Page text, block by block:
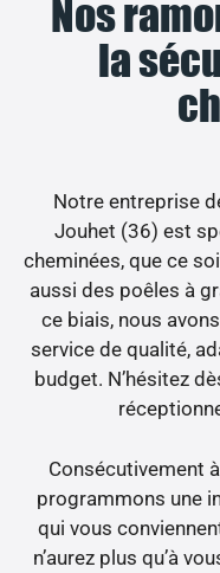
Nos
la
Notre entreprise
Jouhet (36) est
cheminées, que ce
aussi des poêles à
ce biais, nous
service de qualité,
budget. N’hésitez
Consécutivement
programmons une
qui vous
n’aurez plus qu’à